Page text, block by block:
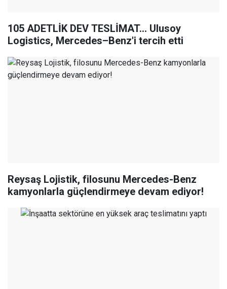
105 ADETLİK DEV TESLİMAT… Ulusoy
Logistics, Mercedes–Benz'i tercih etti
Reysaş Lojistik, filosunu Mercedes-Benz
kamyonlarla güçlendirmeye devam ediyor!